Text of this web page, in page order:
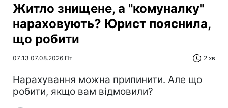
Житло знищене, а "комуналку"
нараховують? Юрист пояснила,
що робити
07:13 07.08.2026 Пт 2 хв
Нарахування можна припинити. Але що
робити, якщо вам відмовили?